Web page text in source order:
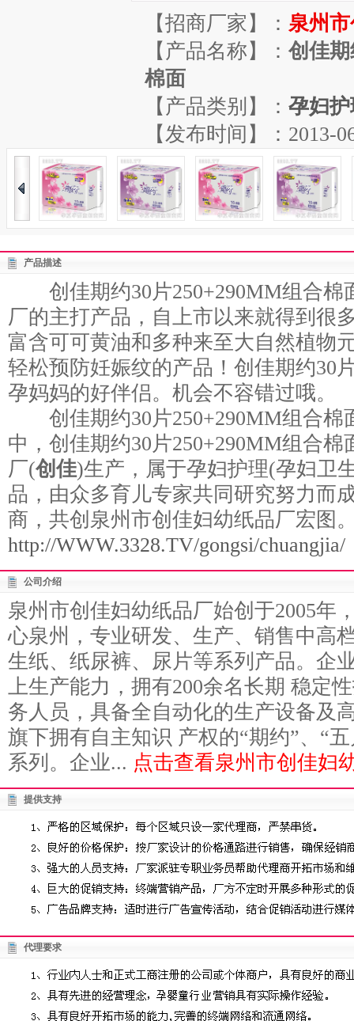
【招商厂家】： 泉州
【产品名称】： 创佳
棉面
【产品类别】： 孕妇
【发布时间】：2013-
产品描述
创佳期约30片250+290MM组合棉
厂的主打产品，自上市以来就得到很
富含可可黄油和多种来至大自然植物
轻松预防妊娠纹的产品！创佳期约30
孕妈妈的好伴侣。机会不容错过哦。
创佳期约30片250+290MM组合棉
中，创佳期约30片250+290MM组合
厂(创佳)生产，属于孕妇护理(孕妇卫
品，由众多育儿专家共同研究努力而
商，共创泉州市创佳妇幼纸品厂宏图
http://WWW.3328.TV/gongsi/chuangjia/
公司介绍
泉州市创佳妇幼纸品厂始创于2005年
心泉州，专业研发、生产、销售中高
生纸、纸尿裤、尿片等系列产品。企
上生产能力，拥有200余名长期 稳定
务人员，具备全自动化的生产设备及
旗下拥有自主知识 产权的“期约”、“
系列。企业... 点击查看泉州市创佳妇
提供支持
代理要求